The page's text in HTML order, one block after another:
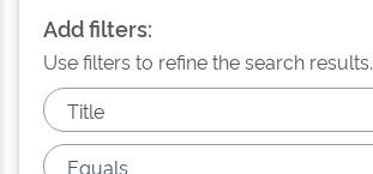
Add filters:
Use filters to refine the search results.